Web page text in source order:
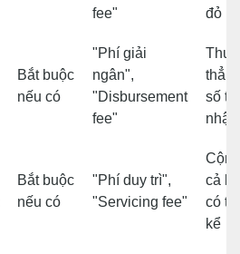
fee"
đỏ
Bắt buộc
nếu có
"Phí giải
ngân",
"Disbursement
fee"
số
nhận
Bắt buộc
nếu có
"Phí duy trì",
"Servicing fee"
cả
có
kể